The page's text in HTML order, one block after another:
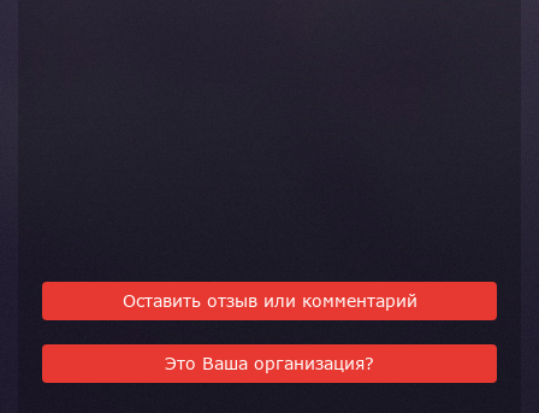
Оставить отзыв или комментарий
Это Ваша организация?